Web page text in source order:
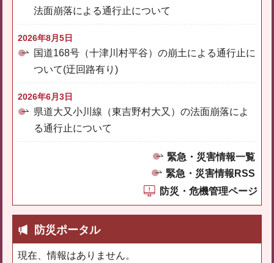
法面崩落による通行止について
2026年8月5日
国道168号（十津川村平谷）の崩土による通行止に
ついて(迂回路有り)
2026年6月3日
県道大又小川線（東吉野村大又）の法面崩落によ
る通行止について
緊急・災害情報一覧
緊急・災害情報RSS
防災・危機管理ページ
防災ポータル
現在、情報はありません。